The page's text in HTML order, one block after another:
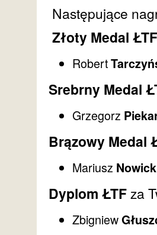
Następujące
Złoty Medal ŁTF
Robert
Srebrny Medal
Grzegorz
Brązowy Medal
Mariusz
Dyplom ŁTFza
Zbigniew